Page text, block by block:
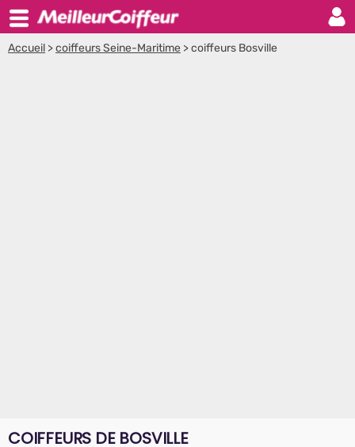
Accueil >coiffeurs Seine-Maritime >coiffeurs Bosville
COIFFEURS DE BOSVILLE